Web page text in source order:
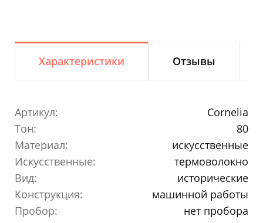
Характеристики Отзывы
Артикул:
Cornelia
Тон:
80
Материал:
искусственные
Искусственные:
термоволокно
Вид:
исторические
Конструкция:
машинной работы
Пробор:
нет пробора